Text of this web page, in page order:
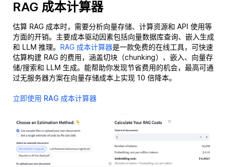
RAG 成本计算器
估算 RAG 成本时，需要分析向量存储、计算资源和 API 使用等
方面的开销。主要成本驱动因素包括向量数据库查询、嵌入生成
和 LLM 推理。 RAG 成本计算器是一款免费的在线工具，可快速
估算构建 RAG 的费用，涵盖切块（chunking）、嵌入、向量存
储/搜索和 LLM 生成。能帮助你发现节省费用的机会，最高可通
过无服务器方案在向量存储成本上实现 10 倍降本。
立即使用 RAG 成本计算器